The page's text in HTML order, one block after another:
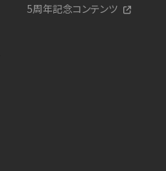
5周年記念コンテンツ